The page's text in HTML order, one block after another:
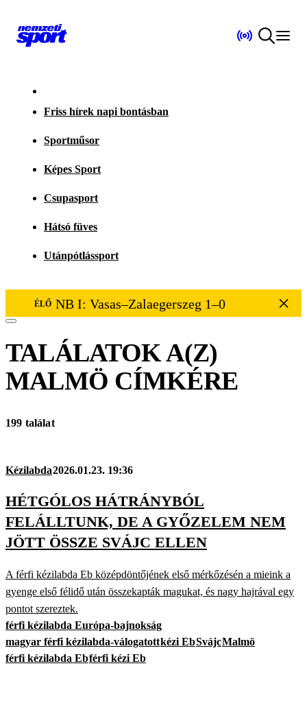
Friss hírek napi bontásban
Sportműsor
Képes Sport
Csupasport
Hátsó füves
Utánpótlássport
ÉLŐ NB I: Vasas–Zalaegerszeg 1–0
TALÁLATOK A(Z)
MALMÖ CÍMKÉRE
199 találat
Kézilabda2026.01.23. 19:36
HÉTGÓLOS HÁTRÁNYBÓL
FELÁLLTUNK, DE A GYŐZELEM NEM
JÖTT ÖSSZE SVÁJC ELLEN
A férfi kézilabda Eb középdöntőjének első mérkőzésén a mieink a
gyenge első félidő után összekapták magukat, és nagy hajrával egy
pontot szereztek.
férfi kézilabda Európa-bajnokság
magyar férfi kézilabda-válogatottkézi EbSvájcMalmö
férfi kézilabda Ebférfi kézi Eb